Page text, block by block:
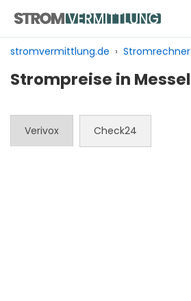
Inhalt
springen
stromvermittlung.de › Stromrechner
Strompreise in Messel
Verivox Check24